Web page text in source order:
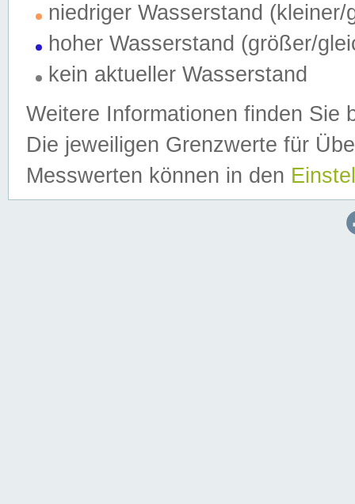
niedriger Wasserstand (kleiner/
hoher Wasserstand (größer/
kein aktueller Wasserstand
Weitere Informationen finden Sie
Die jeweiligen Grenzwerte für
Messwerten können in den